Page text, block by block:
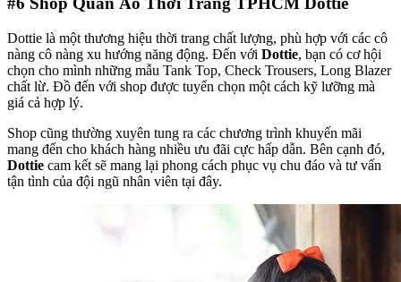
Dottie là một thương hiệu thời trang chất lượng, phù hợp với các cô
nàng cô nàng xu hướng năng động. Đến với Dottie, bạn có cơ hội
chọn cho mình những mẫu Tank Top, Check Trousers, Long Blazer
chất lừ. Đồ đến với shop được tuyển chọn một cách kỹ lưỡng mà
giá cả hợp lý.
Shop cũng thường xuyên tung ra các chương trình khuyến mãi
mang đến cho khách hàng nhiều ưu đãi cực hấp dẫn. Bên cạnh đó,
Dottie cam kết sẽ mang lại phong cách phục vụ chu đáo và tư vấn
tận tình của đội ngũ nhân viên tại đây.